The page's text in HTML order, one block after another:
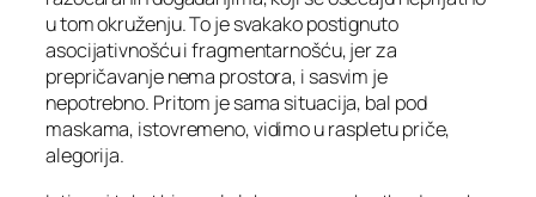
u tom okruženju. To je svakako postignuto
asocijativnošću i fragmentarnošću, jer za
prepričavanje nema prostora, i sasvim je
nepotrebno. Pritom je sama situacija, bal pod
maskama, istovremeno, vidimo u raspletu priče,
alegorija.